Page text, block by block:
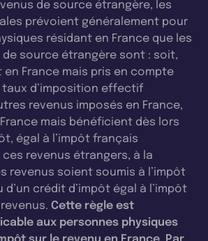
de source étrangère, les
prévoient généralement pour
résidant en France que les
source étrangère sont : soit,
en France mais pris en compte
taux d’imposition effectif
revenus imposés en France,
mais bénéficient dès lors
égal à l’impôt français
revenus étrangers, à la
revenus soient soumis à l’impôt
d’un crédit d’impôt égal à l’impôt
Cette règle est
aux personnes physiques